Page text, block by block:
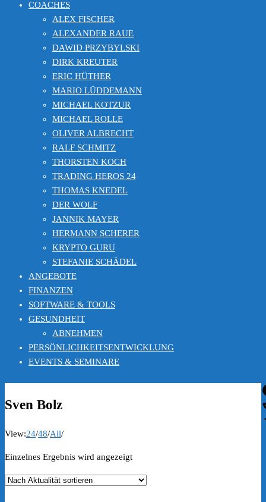
COACHES
ALEX FISCHER
ALEXANDER RAUE
DAWID PRZYBYLSKI
DIRK KREUTER
ERIC HÜTHER
MARIO LÜDDEMANN
MICHAEL KOTZUR
MICHAEL ROLLE
OLIVER ALBRECHT
RALF SCHMITZ
THORSTEN KOCH
TRADING HEROS 24
THOMAS KNEDEL
DER WOLF
JANNIK MAYER
HERMANN SCHERER
KRYPTO GURU
STEFANIE SCHÄDEL
ANGEBOTE
FINANZEN
SOFTWARE & TOOLS
GESUNDHEIT
ABNEHMEN
PERSÖNLICHKEITSENTWICKLUNG
EVENTS & SEMINARE
Sven Bolz
View:24/48/All/
Einzelnes Ergebnis wird angezeigt